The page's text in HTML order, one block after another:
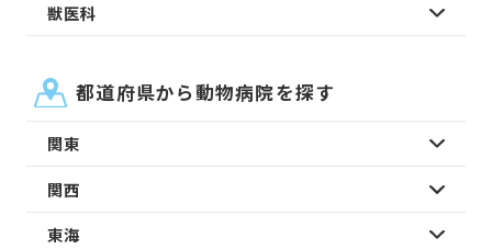
獣医科
都道府県から動物病院を探す
関東
関西
東海